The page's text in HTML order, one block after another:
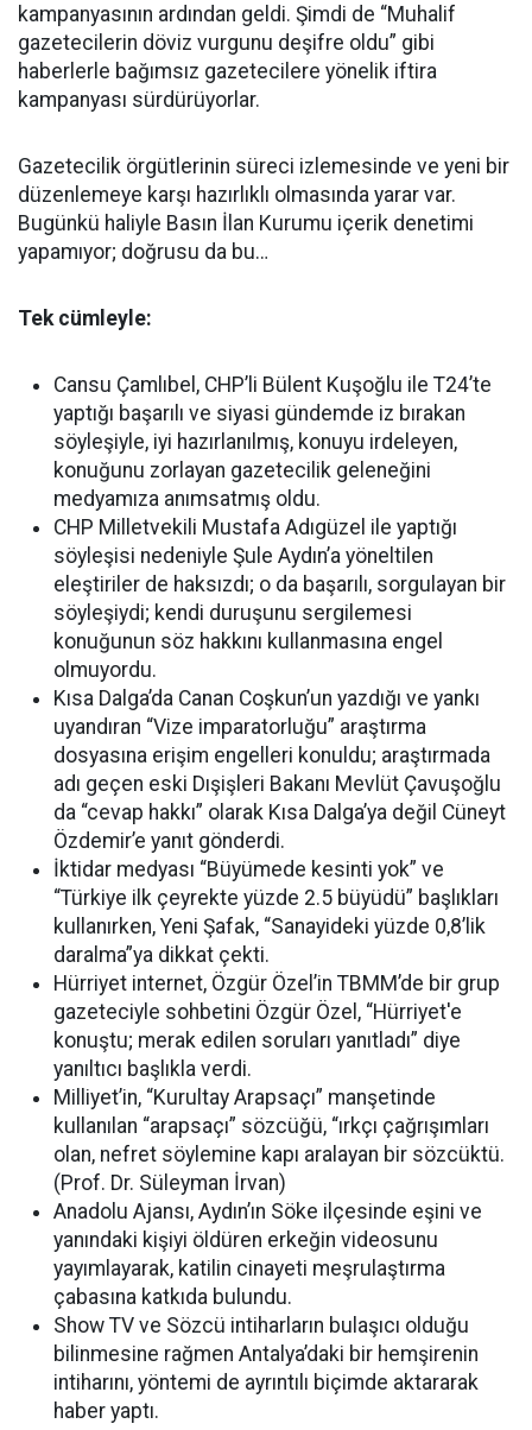
kampanyasının ardından geldi. Şimdi de “Muhalif
gazetecilerin döviz vurgunu deşifre oldu” gibi
haberlerle bağımsız gazetecilere yönelik iftira
kampanyası sürdürüyorlar.
Gazetecilik örgütlerinin süreci izlemesinde ve yeni bir
düzenlemeye karşı hazırlıklı olmasında yarar var.
Bugünkü haliyle Basın İlan Kurumu içerik denetimi
yapamıyor; doğrusu da bu…
Tek cümleyle:
Cansu Çamlıbel, CHP’li Bülent Kuşoğlu ile T24’te
yaptığı başarılı ve siyasi gündemde iz bırakan
söyleşiyle, iyi hazırlanılmış, konuyu irdeleyen,
konuğunu zorlayan gazetecilik geleneğini
medyamıza anımsatmış oldu.
CHP Milletvekili Mustafa Adıgüzel ile yaptığı
söyleşisi nedeniyle Şule Aydın’a yöneltilen
eleştiriler de haksızdı; o da başarılı, sorgulayan bir
söyleşiydi; kendi duruşunu sergilemesi
konuğunun söz hakkını kullanmasına engel
olmuyordu.
Kısa Dalga’da Canan Coşkun’un yazdığı ve yankı
uyandıran “Vize imparatorluğu” araştırma
dosyasına erişim engelleri konuldu; araştırmada
adı geçen eski Dışişleri Bakanı Mevlüt Çavuşoğlu
da “cevap hakkı” olarak Kısa Dalga’ya değil Cüneyt
Özdemir’e yanıt gönderdi.
İktidar medyası “Büyümede kesinti yok” ve
“Türkiye ilk çeyrekte yüzde 2.5 büyüdü” başlıkları
kullanırken, Yeni Şafak, “Sanayideki yüzde 0,8’lik
daralma”ya dikkat çekti.
Hürriyet internet, Özgür Özel’in TBMM’de bir grup
gazeteciyle sohbetini Özgür Özel, “Hürriyet'e
konuştu; merak edilen soruları yanıtladı” diye
yanıltıcı başlıkla verdi.
Milliyet’in, “Kurultay Arapsaçı” manşetinde
kullanılan “arapsaçı” sözcüğü, “ırkçı çağrışımları
olan, nefret söylemine kapı aralayan bir sözcüktü.
(Prof. Dr. Süleyman İrvan)
Anadolu Ajansı, Aydın’ın Söke ilçesinde eşini ve
yanındaki kişiyi öldüren erkeğin videosunu
yayımlayarak, katilin cinayeti meşrulaştırma
çabasına katkıda bulundu.
Show TV ve Sözcü intiharların bulaşıcı olduğu
bilinmesine rağmen Antalya’daki bir hemşirenin
intiharını, yöntemi de ayrıntılı biçimde aktararak
haber yaptı.